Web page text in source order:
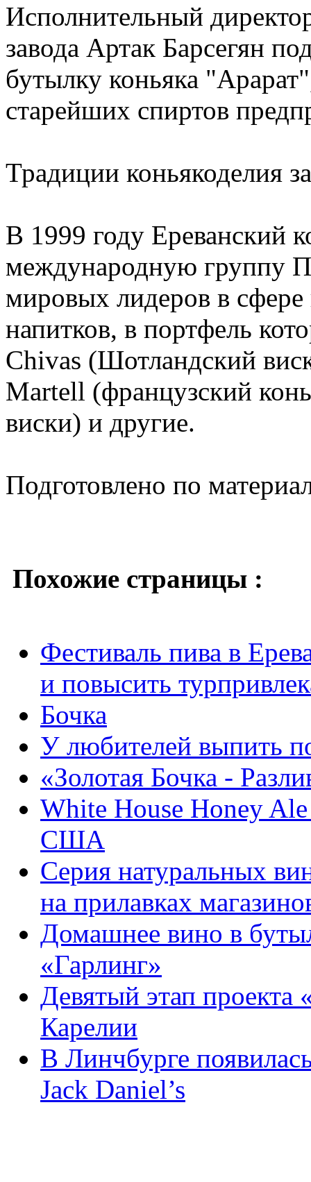
Исполнительный
завода Артак Барсегян
бутылку коньяка
старейших спиртов
Традиции коньякоделия
В 1999 году Ереванский
международную группу
мировых лидеров в сфере
напитков, в портфель
Chivas (Шотландский
Martell (французский
виски) и другие.
Подготовлено по
Похожие страницы :
Фестиваль пива в
и повысить
Бочка
У любителей выпить
«Золотая Бочка -
White House Honey
США
Серия натуральных
на прилавках
Домашнее вино в
«Гарлинг»
Девятый этап проекта
Карелии
В Линчбурге
Jack Daniel’s